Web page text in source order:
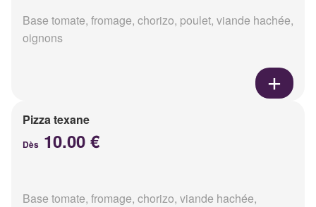
Base tomate, fromage, chorizo, poulet, viande hachée,
oignons
Pizza texane
Dès 10.00 €
Base tomate, fromage, chorizo, viande hachée,